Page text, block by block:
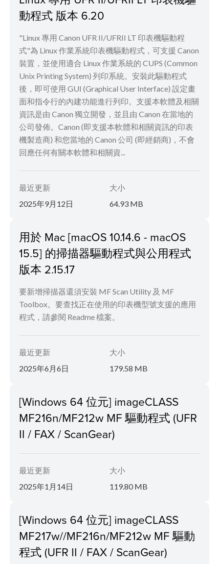
動程式 版本 6.20
"Linux 專用 Canon UFR II/UFRII LT 印表機驅動程
式"為 Linux 作業系統印表機驅動程式，可支援 Canon
裝置，並使用適合 Linux 作業系統的 CUPS (Common
Unix Printing System) 列印系統。安裝此驅動程式
後，即可使用 GUI (Graphical User Interface) 設定畫
面和指令行的內建功能進行列印。支援本軟體及相關
資訊是由 Canon 獨立開發，並且由 Canon 在當地的
公司發佈。Canon (即支援本軟體和相關資訊的印表
機製造商) 和您當地的 Canon 公司 (即經銷商)，不會
回應任何有關本軟體和相關資...
最近更新
2025年9月12日
大小
64.93 MB
用於 Mac [macOS 10.14.6 - macOS
15.5] 的掃描器驅動程式與公用程式
版本 2.15.17
要新增掃描器還須安裝 MF Scan Utility 及 MF
Toolbox。要查找正在使用的印表機型號支援的應用
程式，請參閱 Readme 檔案。
最近更新
2025年6月6日
大小
179.58 MB
[Windows 64 位元] imageCLASS
MF216n/MF212w MF 驅動程式 (UFR
II / FAX / ScanGear)
最近更新
2025年1月14日
大小
119.80 MB
[Windows 64 位元] imageCLASS
MF217w//MF216n/MF212w MF 驅動
程式 (UFR II / FAX / ScanGear)